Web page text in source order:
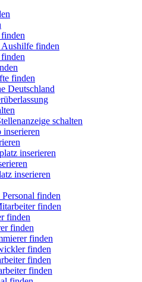
Aushilfe finden
finden
Deutschland
schalten
inserieren
inserieren
inserieren
finden
finden
finden
finden
finden
finden
finden
finden